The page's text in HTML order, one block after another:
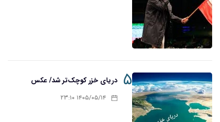
۵ دریای خزر کوچک‌تر شد/ عکس
۱۴۰۵/۰۵/۱۴ ۲۳:۱۰